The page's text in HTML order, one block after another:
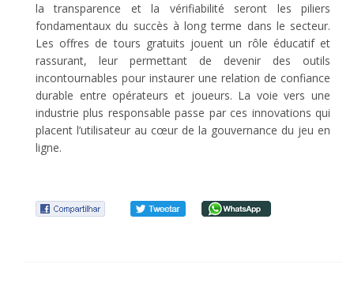
la transparence et la vérifiabilité seront les piliers
fondamentaux du succès à long terme dans le secteur.
Les offres de tours gratuits jouent un rôle éducatif et
rassurant, leur permettant de devenir des outils
incontournables pour instaurer une relation de confiance
durable entre opérateurs et joueurs. La voie vers une
industrie plus responsable passe par ces innovations qui
placent l’utilisateur au cœur de la gouvernance du jeu en
ligne.